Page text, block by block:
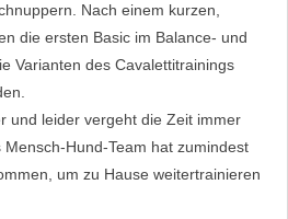
Nach einem kurzen,
die ersten Basic im Balance- und
Varianten des Cavalettitrainings
und leider vergeht die Zeit immer
Hund-Team hat zumindest
um zu Hause weitertrainieren